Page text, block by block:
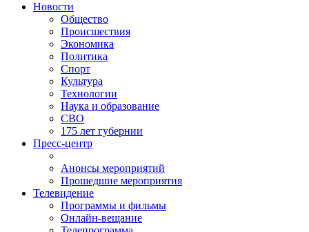
Новости
Общество
Происшествия
Экономика
Политика
Спорт
Культура
Технологии
Наука и образование
СВО
175 лет губернии
Пресс-центр
Анонсы мероприятий
Прошедшие мероприятия
Телевидение
Программы и фильмы
Онлайн-вещание